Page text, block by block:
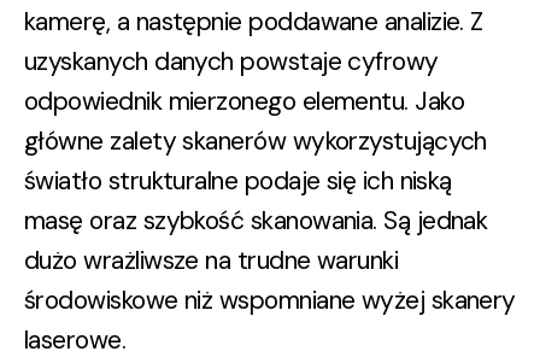
kamerę, a następnie poddawane analizie. Z
uzyskanych danych powstaje cyfrowy
odpowiednik mierzonego elementu. Jako
główne zalety skanerów wykorzystujących
światło strukturalne podaje się ich niską
masę oraz szybkość skanowania. Są jednak
dużo wrażliwsze na trudne warunki
środowiskowe niż wspomniane wyżej skanery
laserowe.